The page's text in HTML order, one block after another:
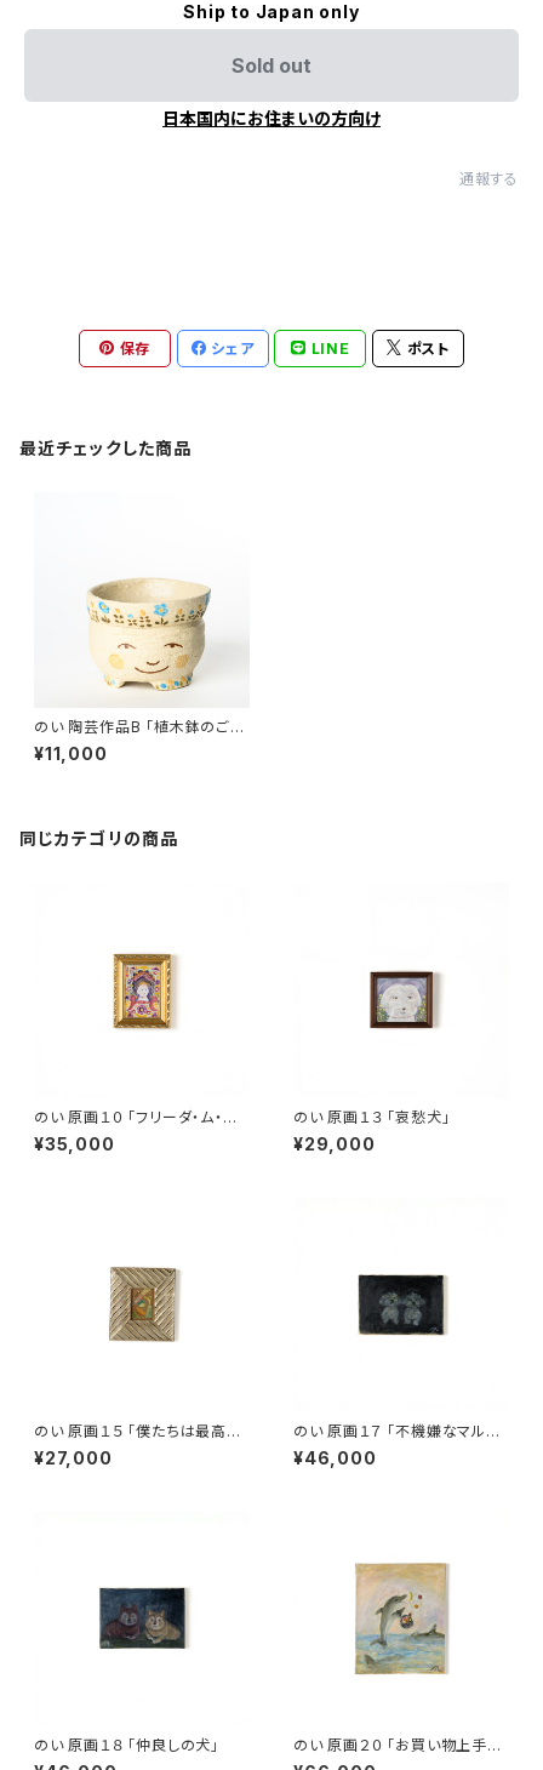
Ship to Japan only
Sold out
日本国内にお住まいの方向け
通報する
保存 シェア LINE ポスト
最近チェックした商品
のい 陶芸作品B 「植木鉢のご兄
弟（ふっくり）」
¥11,000
同じカテゴリの商品
のい 原画１０ 「フリーダ・ム・イ
ーヌ」
¥35,000
のい 原画１３ 「哀愁犬」
¥29,000
のい 原画１５ 「僕たちは最高の
犬」
¥27,000
のい 原画１７ 「不機嫌なマルチ
ーズ」
¥46,000
のい 原画１８ 「仲良しの犬」
のい 原画２０ 「お買い物上手な
イルカ」